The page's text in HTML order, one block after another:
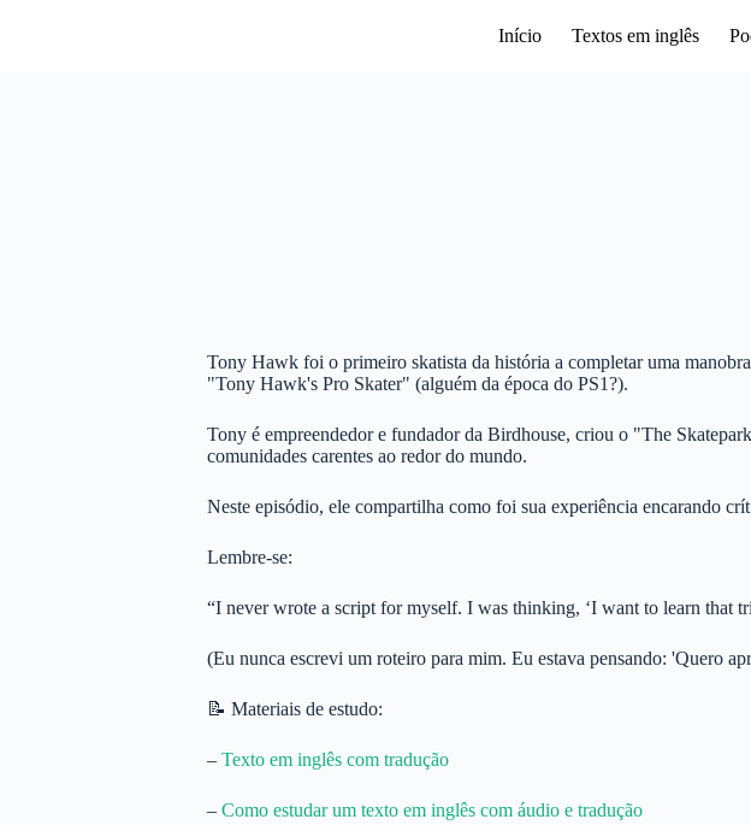
Início Textos em inglês
Tony Hawk foi o primeiro skatista da história a completar uma
"Tony Hawk's Pro Skater" (alguém da época do PS1?).
Tony é empreendedor e fundador da Birdhouse, criou o "The
comunidades carentes ao redor do mundo.
Neste episódio, ele compartilha como foi sua experiência encarando
Lembre-se:
“I never wrote a script for myself. I was thinking, ‘I want to learn that
(Eu nunca escrevi um roteiro para mim. Eu estava pensando: 'Quero
📝 Materiais de estudo:
– Texto em inglês com tradução
– Como estudar um texto em inglês com áudio e tradução